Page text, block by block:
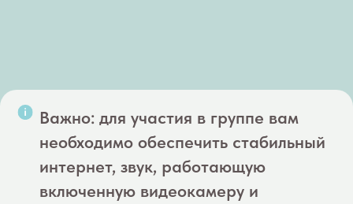
Важно: для участия в группе вам
необходимо обеспечить стабильный
интернет, звук, работающую
включенную видеокамеру и